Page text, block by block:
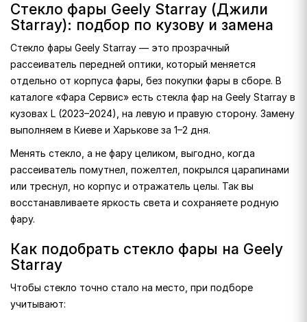
Стекло фары Geely Starray (Джили
Starray): подбор по кузову и замена
Стекло фары Geely Starray — это прозрачный
рассеиватель передней оптики, который меняется
отдельно от корпуса фары, без покупки фары в сборе. В
каталоге «Фара Сервис» есть стекла фар на Geely Starray в
кузовах L (2023–2024), на левую и правую сторону. Замену
выполняем в Киеве и Харькове за 1–2 дня.
Менять стекло, а не фару целиком, выгодно, когда
рассеиватель помутнел, пожелтел, покрылся царапинами
или треснул, но корпус и отражатель целы. Так вы
восстанавливаете яркость света и сохраняете родную
фару.
Как подобрать стекло фары на Geely
Starray
Чтобы стекло точно стало на место, при подборе
учитывают: